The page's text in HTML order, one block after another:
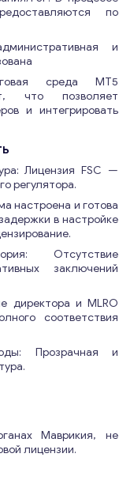
по
и
среда MT5
что позволяет
и интегрировать
Лицензия FSC —
регулятора.
настроена и готова
в настройке
Отсутствие
заключений
директора и MLRO
соответствия
Прозрачная и
Маврикия, не
лицензии.